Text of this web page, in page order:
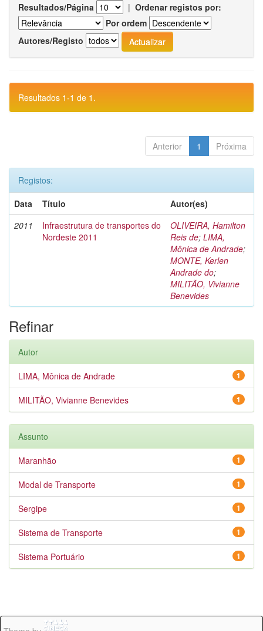
Resultados/Página | Ordenar registos por:
Por ordem
Autores/Registo
Resultados 1-1 de 1.
Anterior 1 Próxima
Registos:
Data
Título
Autor(es)
2011
Infraestrutura de transportes do
Nordeste 2011
OLIVEIRA, Hamilton
Reis de; LIMA,
Mônica de Andrade;
MONTE, Kerlen
Andrade do;
MILITÃO, Vivianne
Benevides
Refinar
Autor
1
LIMA, Mônica de Andrade
1
MILITÃO, Vivianne Benevides
Assunto
1
Maranhão
1
Modal de Transporte
1
Sergipe
1
Sistema de Transporte
1
Sistema Portuário